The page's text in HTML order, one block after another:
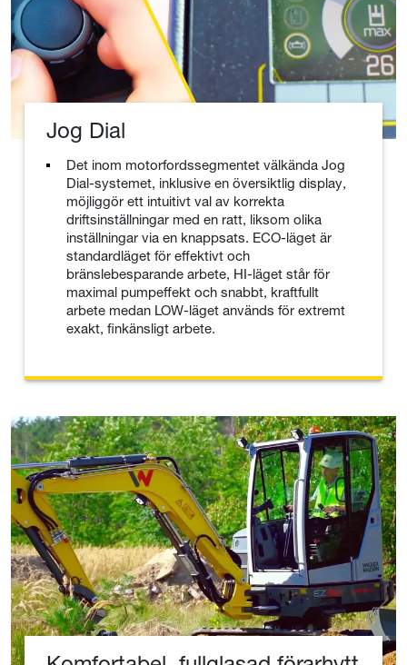
Jog Dial
Det inom motorfordssegmentet välkända Jog
Dial-systemet, inklusive en översiktlig display,
möjliggör ett intuitivt val av korrekta
driftsinställningar med en ratt, liksom olika
inställningar via en knappsats. ECO-läget är
standardläget för effektivt och
bränslebesparande arbete, HI-läget står för
maximal pumpeffekt och snabbt, kraftfullt
arbete medan LOW-läget används för extremt
exakt, finkänsligt arbete.